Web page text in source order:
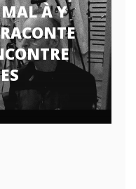
MAL À Y